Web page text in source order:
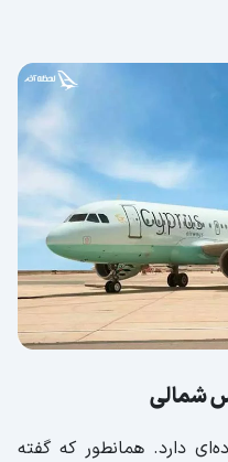
شمالی
دارد. همانطور که گفته